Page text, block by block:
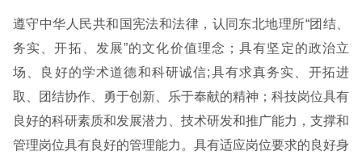
遵守中华人民共和国宪法和法律，认同东北地理所“团结、
务实、开拓、发展”的文化价值理念；具有坚定的政治立
场、良好的学术道德和科研诚信;具有求真务实、开拓进
取、团结协作、勇于创新、乐于奉献的精神；科技岗位具有
良好的科研素质和发展潜力、技术研发和推广能力，支撑和
管理岗位具有良好的管理能力。具有适应岗位要求的良好身